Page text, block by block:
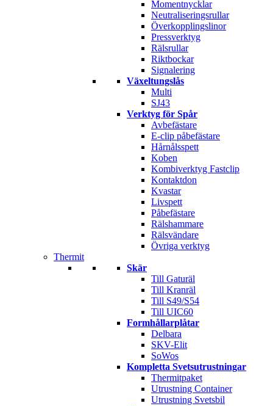
Momentnycklar
Neutraliseringsrullar
Överkopplingslinor
Pressverktyg
Rälsrullar
Riktbockar
Signalering
Växeltungslås
Multi
SJ43
Verktyg för Spår
Avbefästare
E-clip påbefästare
Hårnålsspett
Koben
Kombiverktyg Fastclip
Kontaktdon
Kvastar
Livspett
Påbefästare
Rälshammare
Rälsvändare
Övriga verktyg
Thermit
Skär
Till Gaturäl
Till Kranräl
Till S49/S54
Till UIC60
Formhållarplåtar
Delbara
SKV-Elit
SoWos
Kompletta Svetsutrustningar
Thermitpaket
Utrustning Container
Utrustning Svetsbil